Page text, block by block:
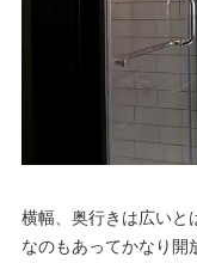
横幅、奥行きは広いと
なのもあってかなり開